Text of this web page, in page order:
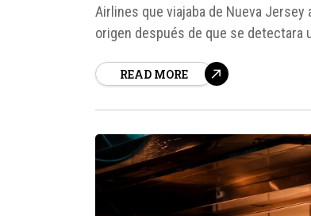
Airlines que viajaba de Nueva
origen después de que se detectara
READ MORE